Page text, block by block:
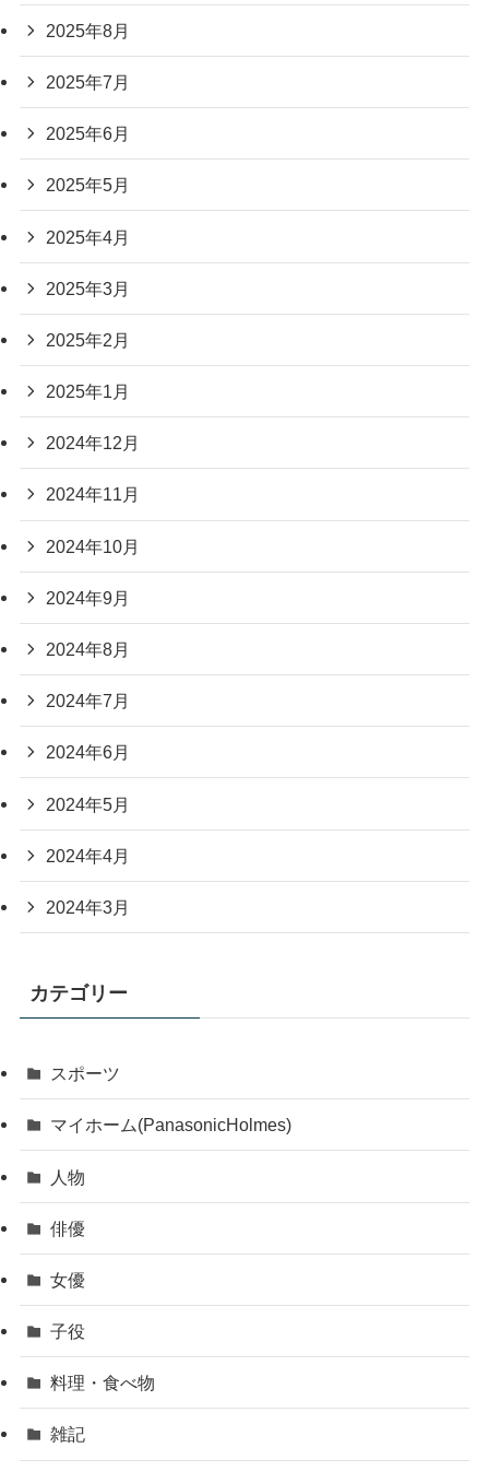
2025年8月
2025年7月
2025年6月
2025年5月
2025年4月
2025年3月
2025年2月
2025年1月
2024年12月
2024年11月
2024年10月
2024年9月
2024年8月
2024年7月
2024年6月
2024年5月
2024年4月
2024年3月
カテゴリー
スポーツ
マイホーム(PanasonicHolmes)
人物
俳優
女優
子役
料理・食べ物
雑記